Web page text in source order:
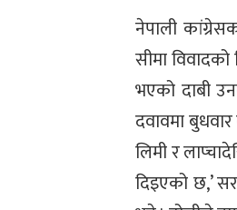
नेपाली
सीमा
भएको दाबी
दवावमा
लिमी र
दिइएको छ,’